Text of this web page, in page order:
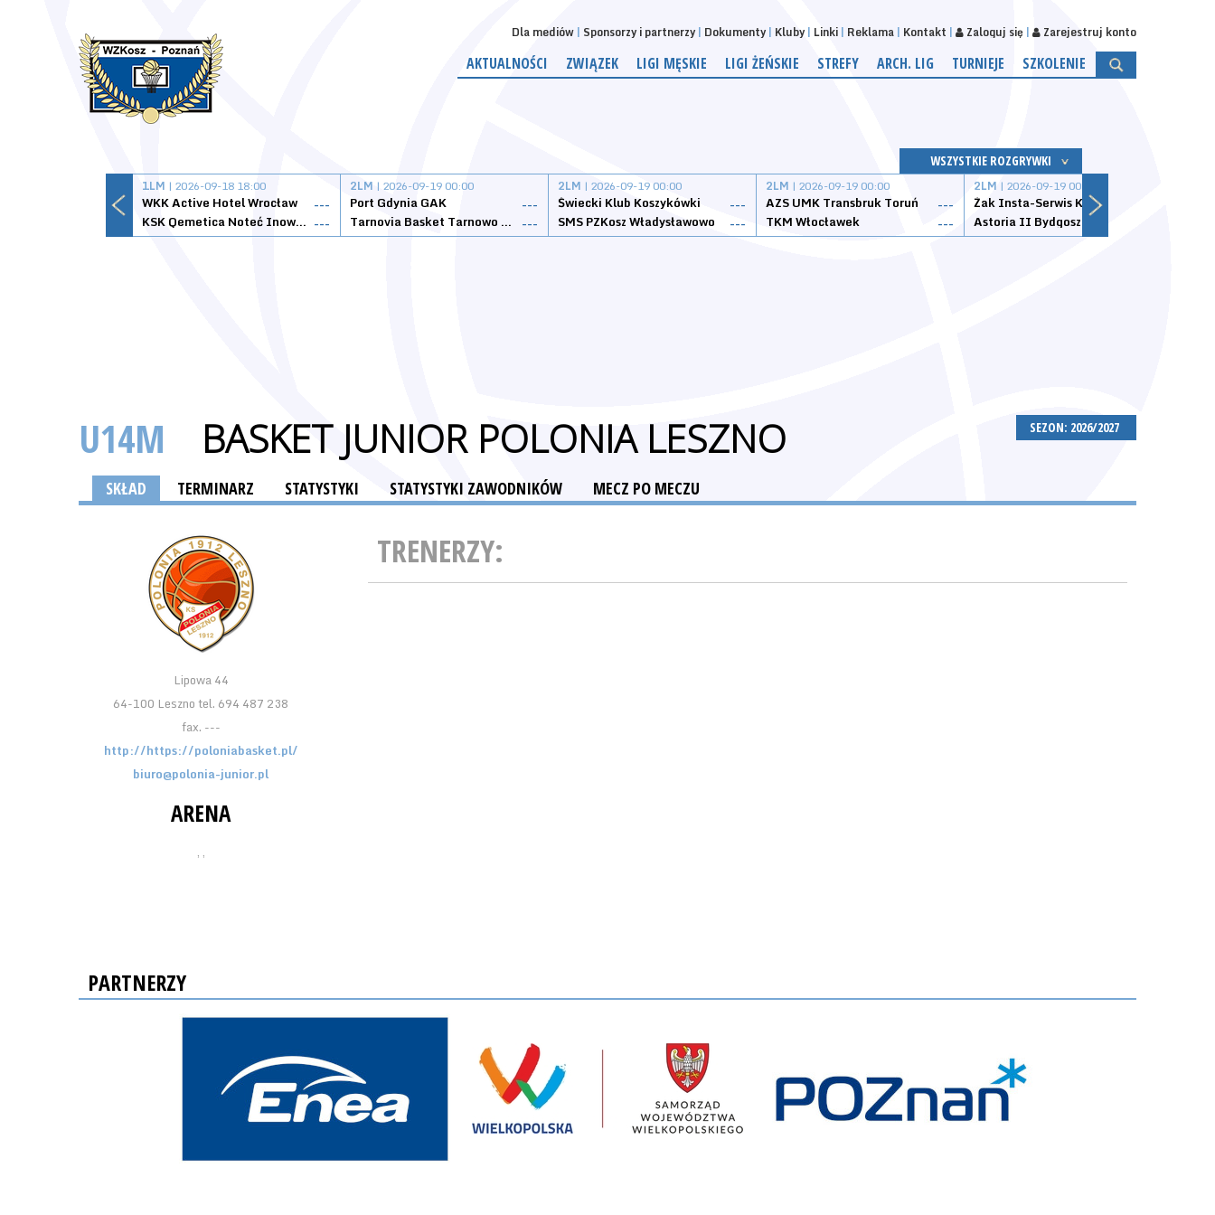
Dla mediów Sponsorzy i partnerzy Dokumenty Kluby Linki Reklama Kontakt Zaloguj się Zarejestruj konto
AKTUALNOŚCI ZWIĄZEK LIGI MĘSKIE LIGI ŻEŃSKIE STREFY ARCH. LIG TURNIEJE SZKOLENIE
WSZYSTKIE ROZGRYWKI
1LM | 2026-09-18 18:00
WKK Active Hotel Wrocław
---
KSK Qemetica Noteć Inowrocław ---
2LM | 2026-09-19 00:00
Port Gdynia GAK
---
Tarnovia Basket Tarnowo Podgórne ---
2LM | 2026-09-19 00:00
Świecki Klub Koszykówki
---
SMS PZKosz Władysławowo
---
2LM | 2026-09-19 00:00
AZS UMK Transbruk Toruń
---
TKM Włocławek
---
2LM | 2026-09-19 00:00
Żak Insta-Serwis Koszalin
Astoria II Bydgoszcz
SEZON: 2026/2027
U14M BASKET JUNIOR POLONIA LESZNO
SKŁAD TERMINARZ STATYSTYKI STATYSTYKI ZAWODNIKÓW MECZ PO MECZU
Lipowa 44
64-100 Leszno tel. 694 487 238
fax. ---
http://https://poloniabasket.pl/
biuro@polonia-junior.pl
ARENA
, ,
TRENERZY:
PARTNERZY